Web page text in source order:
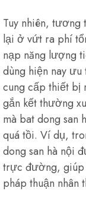
Tuy nhiên, tương
lại ở vứt ra phí
nạp năng lượng
dùng hiện nay
cung cấp thiết bị
gắn kết thường
mà bat dong san
quá tồi. Ví dụ,
dong san hà nội
trực đường, giúp
pháp thuận nhân